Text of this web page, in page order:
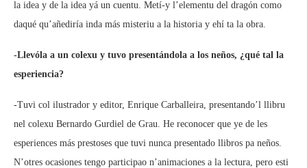
la idea y de la idea yá un cuentu. Metí-y l’elementu del dragón como
daqué qu’añediría inda más misteriu a la historia y ehí ta la obra.
-Llevóla a un colexu y tuvo presentándola a los neños, ¿qué tal la
esperiencia?
-Tuvi col ilustrador y editor, Enrique Carballeira, presentando’l llibru
nel colexu Bernardo Gurdiel de Grau. He reconocer que ye de les
esperiences más prestoses que tuvi nunca presentado llibros pa neños.
N’otres ocasiones tengo participao n’animaciones a la lectura, pero esti